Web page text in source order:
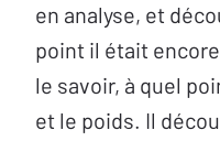
en analyse, et
point il était
le savoir, à quel
et le poids. Il